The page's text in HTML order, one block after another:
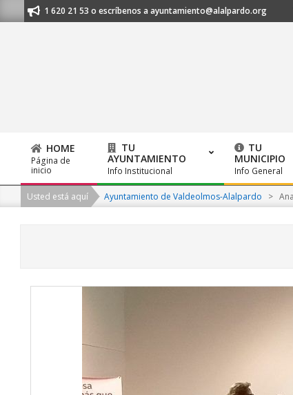
to
al 91 620 21 53 o escríbenos a ayuntamiento@alalpardo.org TE
Primary
Navigation
Menu
HOME
Página de
inicio
TU
AYUNTAMIENTO
Info Institucional
TU
MUNICIPIO
Info General
Usted está aquí Ayuntamiento de Valdeolmos-Alalpardo > Ana